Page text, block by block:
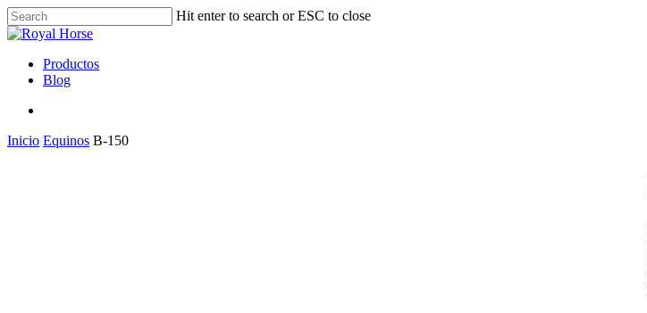
Hit enter to search or ESC to close
Productos
Blog
Inicio Equinos B-150